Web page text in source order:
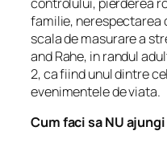
familie, nerespectarea
scala de masurare a
and Rahe, in randul
2, ca fiind unul dintre
evenimentele de viata.
Cum faci sa NU